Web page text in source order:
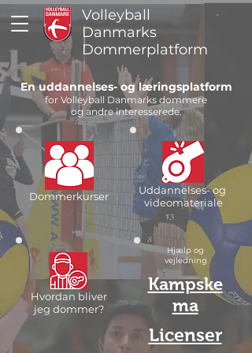
Volleyball
Danmarks
Dommerplatform
En uddannelses- og læringsplatform
for Volleyball Danmarks dommere
og andre interesserede.
Dommerkurser
Hvordan bliver
jeg dommer?
Uddannelses- og
videomateriale
Hjælp og
vejledning
Kampske
ma
Licenser